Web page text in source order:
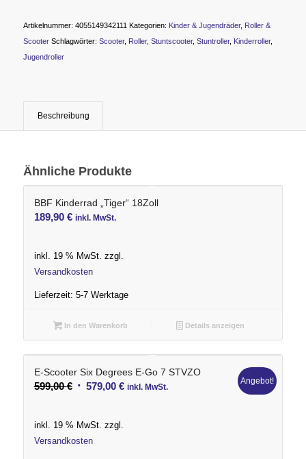
Artikelnummer: 4055149342111 Kategorien: Kinder & Jugendräder, Roller &
Scooter Schlagwörter: Scooter, Roller, Stuntscooter, Stuntroller, Kinderroller,
Jugendroller
Beschreibung
Ähnliche Produkte
BBF Kinderrad „Tiger“ 18Zoll
189,90 € inkl. MwSt.
inkl. 19 % MwSt. zzgl.
Versandkosten
Lieferzeit: 5-7 Werktage
In den Warenkorb Details anzeigen
E-Scooter Six Degrees E-Go 7 STVZO
599,00€ Ursprünglicher
579,00 €Aktueller
inkl. MwSt.
Angebot!
inkl. 19 % MwSt. zzgl.
Versandkosten